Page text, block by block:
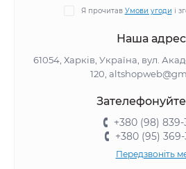
Я прочитав Умови угоди і
Наша
61054, Харків, Україна, вул.
120,
+380 (98) 839-
+380 (95) 369-
Передзвоніть